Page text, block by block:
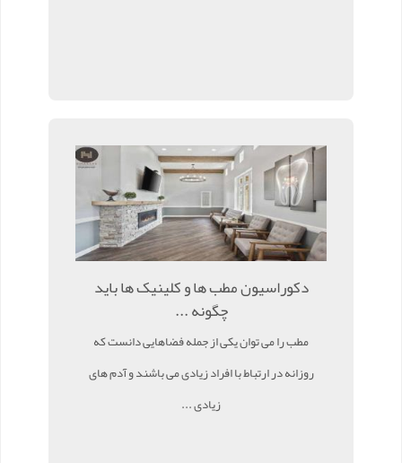
دکوراسیون مطب ها و کلینیک ها باید
چگونه ...
مطب را می توان یکی از جمله فضاهایی دانست که
روزانه در ارتباط با افراد زیادی می باشند و آدم های
زیادی ...